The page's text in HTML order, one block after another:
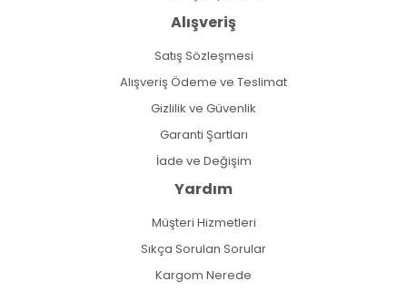
Alışveriş
Satış Sözleşmesi
Alışveriş Ödeme ve Teslimat
Gizlilik ve Güvenlik
Garanti Şartları
İade ve Değişim
Yardım
Müşteri Hizmetleri
Sıkça Sorulan Sorular
Kargom Nerede